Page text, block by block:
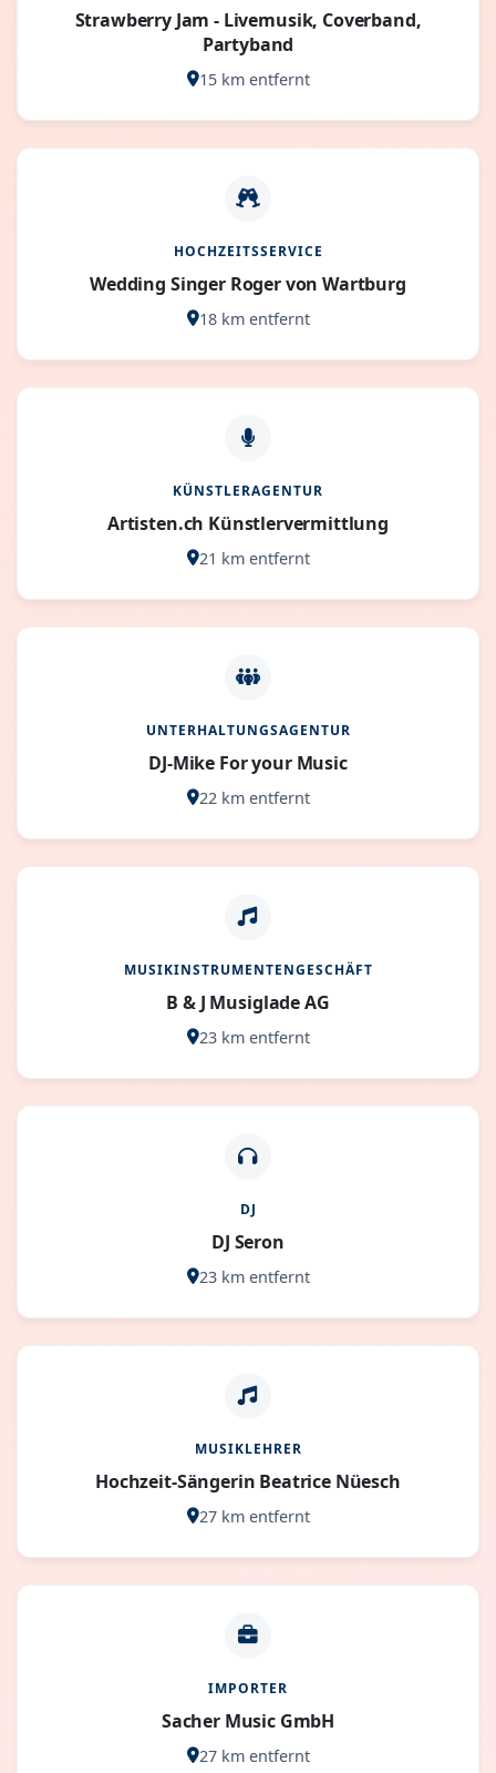
Strawberry Jam - Livemusik, Coverband,
Partyband
15 km entfernt
HOCHZEITSSERVICE
Wedding Singer Roger von Wartburg
18 km entfernt
KÜNSTLERAGENTUR
Artisten.ch Künstlervermittlung
21 km entfernt
UNTERHALTUNGSAGENTUR
DJ-Mike For your Music
22 km entfernt
MUSIKINSTRUMENTENGESCHÄFT
B & J Musiglade AG
23 km entfernt
DJ
DJ Seron
23 km entfernt
MUSIKLEHRER
Hochzeit-Sängerin Beatrice Nüesch
27 km entfernt
IMPORTER
Sacher Music GmbH
27 km entfernt